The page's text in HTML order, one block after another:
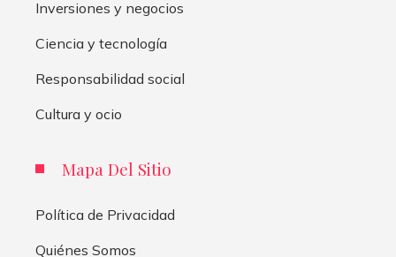
Inversiones y negocios
Ciencia y tecnología
Responsabilidad social
Cultura y ocio
Mapa Del Sitio
Política de Privacidad
Quiénes Somos